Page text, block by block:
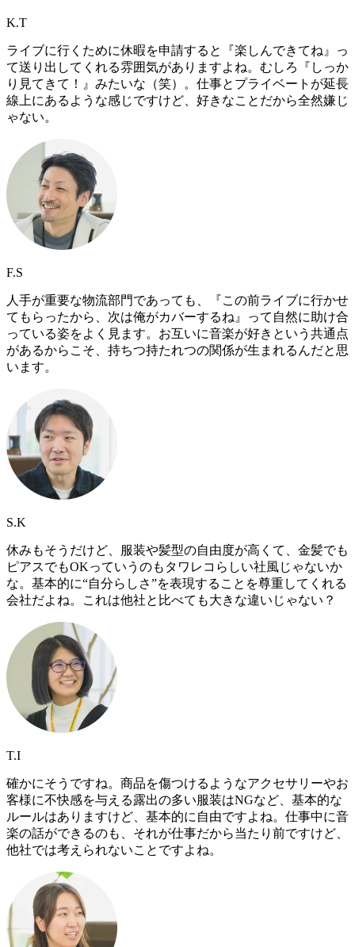
K.T
ライブに行くために休暇を申請すると『楽しんできてね』っ
て送り出してくれる雰囲気がありますよね。むしろ『しっか
り見てきて！』みたいな（笑）。仕事とプライベートが延長
線上にあるような感じですけど、好きなことだから全然嫌じ
ゃない。
F.S
人手が重要な物流部門であっても、『この前ライブに行かせ
てもらったから、次は俺がカバーするね』って自然に助け合
っている姿をよく見ます。お互いに音楽が好きという共通点
があるからこそ、持ちつ持たれつの関係が生まれるんだと思
います。
S.K
休みもそうだけど、服装や髪型の自由度が高くて、金髪でも
ピアスでもOKっていうのもタワレコらしい社風じゃないか
な。基本的に“自分らしさ”を表現することを尊重してくれる
会社だよね。これは他社と比べても大きな違いじゃない？
T.I
確かにそうですね。商品を傷つけるようなアクセサリーやお
客様に不快感を与える露出の多い服装はNGなど、基本的な
ルールはありますけど、基本的に自由ですよね。仕事中に音
楽の話ができるのも、それが仕事だから当たり前ですけど、
他社では考えられないことですよね。